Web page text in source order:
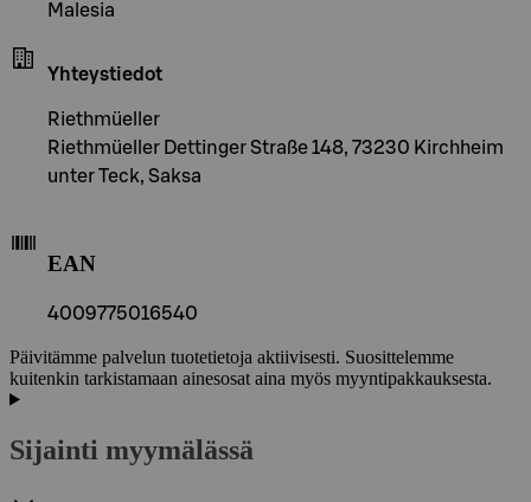
Malesia
Yhteystiedot
Riethmüeller
Riethmüeller Dettinger Straße 148, 73230 Kirchheim
unter Teck, Saksa
EAN
4009775016540
Päivitämme palvelun tuotetietoja aktiivisesti. Suosittelemme
kuitenkin tarkistamaan ainesosat aina myös myyntipakkauksesta.
Sijainti myymälässä